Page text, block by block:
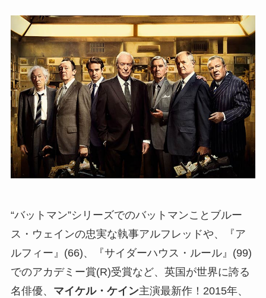
“バットマン”シリーズでのバットマンことブルー
ス・ウェインの忠実な執事アルフレッドや、『ア
ルフィー』(66)、『サイダーハウス・ルール』(99)
でのアカデミー賞(R)受賞など、英国が世界に誇る
名俳優、 マイケル・ケイン主演最新作！2015年、